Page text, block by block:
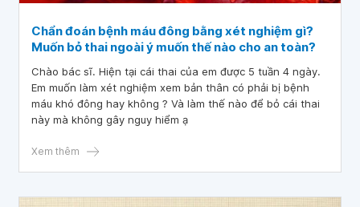
Chẩn đoán bệnh máu đông bằng xét nghiệm gì?
Muốn bỏ thai ngoài ý muốn thế nào cho an toàn?
Chào bác sĩ. Hiện tại cái thai của em được 5 tuần 4 ngày.
Em muốn làm xét nghiệm xem bản thân có phải bị bệnh
máu khó đông hay không ? Và làm thế nào để bỏ cái thai
này mà không gây nguy hiểm ạ
Xem thêm